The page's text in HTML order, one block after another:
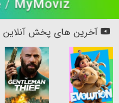
آخرین های پخش آنلاین